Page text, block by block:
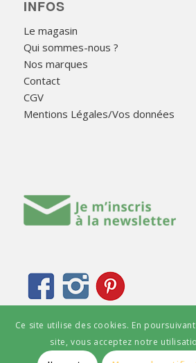
INFOS
Le magasin
Qui sommes-nous ?
Nos marques
Contact
CGV
Mentions Légales/Vos données
Ce site utilise des cookies. En
site, vous acceptez notre